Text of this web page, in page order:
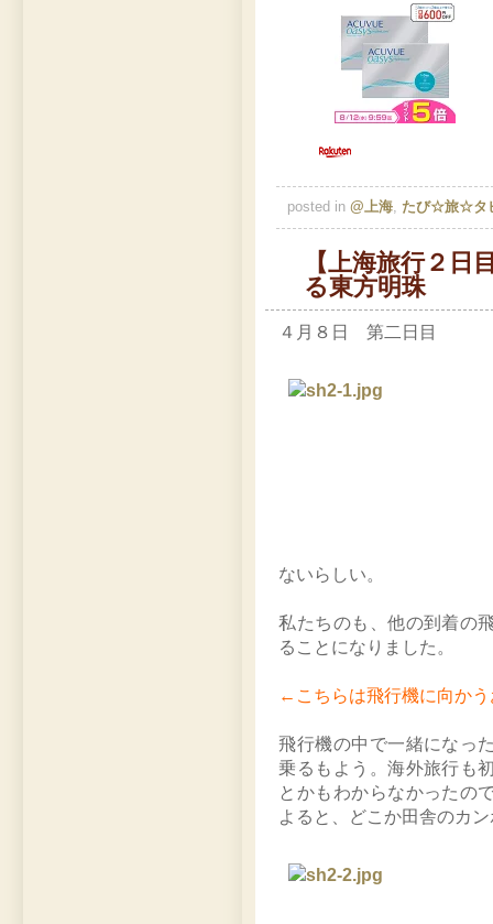
posted in @上海, たび☆旅☆タ
【上海旅行２
る東方明珠
４月８日 第二日目
ないらしい。
私たちのも、他の到着の
ることになりました。
←こちらは飛行機に向か
飛行機の中で一緒になっ
乗るもよう。海外旅行も
とかもわからなかったの
よると、どこか田舎のカ